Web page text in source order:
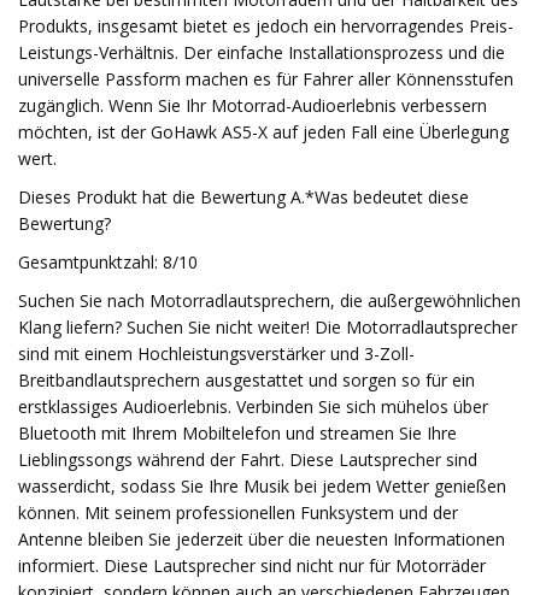
Produkts, insgesamt bietet es jedoch ein hervorragendes Preis-
Leistungs-Verhältnis. Der einfache Installationsprozess und die
universelle Passform machen es für Fahrer aller Könnensstufen
zugänglich. Wenn Sie Ihr Motorrad-Audioerlebnis verbessern
möchten, ist der GoHawk AS5-X auf jeden Fall eine Überlegung
wert.
Dieses Produkt hat die Bewertung A.*Was bedeutet diese
Bewertung?
Gesamtpunktzahl: 8/10
Suchen Sie nach Motorradlautsprechern, die außergewöhnlichen
Klang liefern? Suchen Sie nicht weiter! Die Motorradlautsprecher
sind mit einem Hochleistungsverstärker und 3-Zoll-
Breitbandlautsprechern ausgestattet und sorgen so für ein
erstklassiges Audioerlebnis. Verbinden Sie sich mühelos über
Bluetooth mit Ihrem Mobiltelefon und streamen Sie Ihre
Lieblingssongs während der Fahrt. Diese Lautsprecher sind
wasserdicht, sodass Sie Ihre Musik bei jedem Wetter genießen
können. Mit seinem professionellen Funksystem und der
Antenne bleiben Sie jederzeit über die neuesten Informationen
informiert. Diese Lautsprecher sind nicht nur für Motorräder